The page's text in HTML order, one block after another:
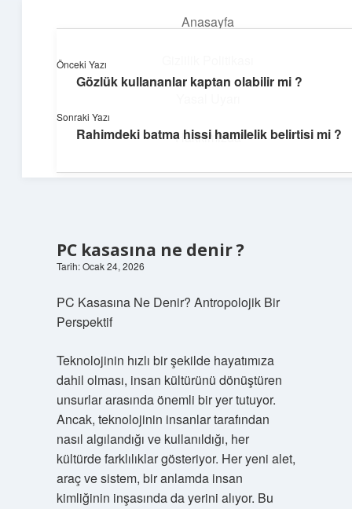
Anasayfa
Hakkımızda
Parlak Fikir Dünyası
Işıltılı önerilerle hayatını canlandır!
PC kasasına ne denir ?
Tarih: Ocak 24, 2026
PC Kasasına Ne Denir? Antropolojik Bir
Perspektif
Teknolojinin hızlı bir şekilde hayatımıza
dahil olması, insan kültürünü dönüştüren
unsurlar arasında önemli bir yer tutuyor.
Ancak, teknolojinin insanlar tarafından
nasıl algılandığı ve kullanıldığı, her
kültürde farklılıklar gösteriyor. Her yeni alet,
araç ve sistem, bir anlamda insan
kimliğinin inşasında da yerini alıyor. Bu
Önceki Yazı
Gözlük kullananlar kaptan olabilir mi ?
Sonraki Yazı
Rahimdeki batma hissi hamilelik belirtisi mi ?